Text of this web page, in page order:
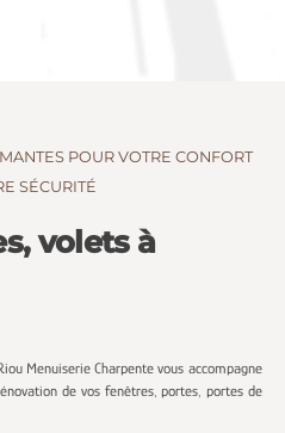
POUR VOTRE CONFORT
SÉCURITÉ
volets à
Menuiserie Charpente vous accompagne
de vos fenêtres, portes, portes de